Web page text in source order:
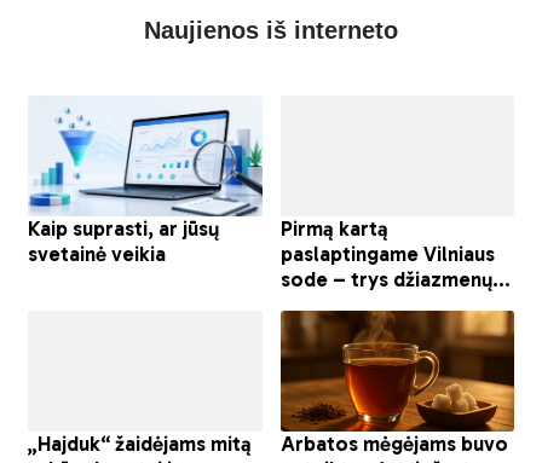
Naujienos iš interneto